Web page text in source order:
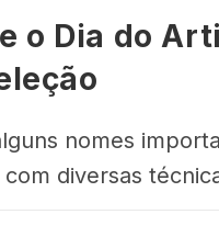
o Dia do
nomes
diversas